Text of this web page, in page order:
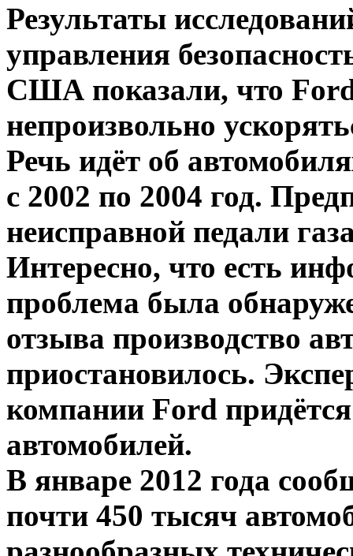
Результаты
управления
США показали, что
непроизвольно
Речь идёт об
с 2002 по 2004 год.
неисправной педали
Интересно, что есть
проблема была
отзыва производство
приостановилось.
компании Ford
автомобилей.
В январе 2012 года
почти 450 тысяч